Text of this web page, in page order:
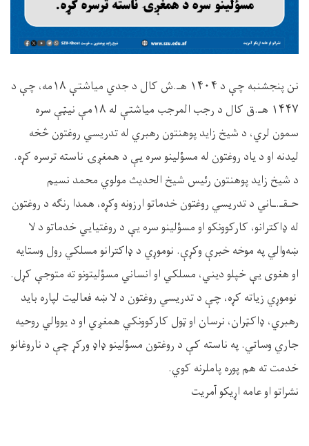
نن پنجشنبه چې د ۱۴۰۴ هـ.ش کال د جدي مياشتې ۱۸مه، چې د
۱۴۴۷ هـ.ق کال د رجب المرجب مياشتې له ۱۸مې نیټې سره
سمون لري، د شيخ زايد پوهنتون رهبري له تدریسي روغتون څخه
لیدنه او د یاد روغتون له مسؤلینو سره یې د همغږۍ ناسته ترسره کړه.
د شیخ زاید پوهنتون رئیس شیخ الحدیث مولوي محمد نسیم
حـقـ.ـاني د تدريسي روغتون خدماتو ارزونه وکړه، همدا رنګه د روغتون
له ډاکترانو، کارکوونکو او مسؤلینو سره یې د روغتیايي خدماتو د لا
ښه‌والي په موخه خبرې وکړې. نوموړي د ډاکترانو مسلکي رول وستایه
او هغوی یې خپلو دیني، مسلکي او انساني مسؤلیتونو ته متوجې کړل.
نوموړي زیاته کړه، چې د تدریسي روغتون د لا ښه فعالیت لپاره باید
رهبري، ډاکټران، نرسان او ټول کارکوونکي همغږي او د یووالي روحيه
جاري وساتي. په ناسته کې د روغتون مسؤلینو ډاډ ورکړ چې د ناروغانو
خدمت ته هم پوره پاملرنه کوي.
نشراتو او عامه اړیکو آمریت